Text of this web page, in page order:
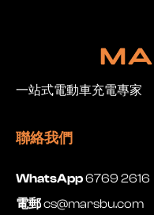
一站式電動車充電專家
聯絡我們
WhatsApp6769 2616
電郵cs@marsbu.com